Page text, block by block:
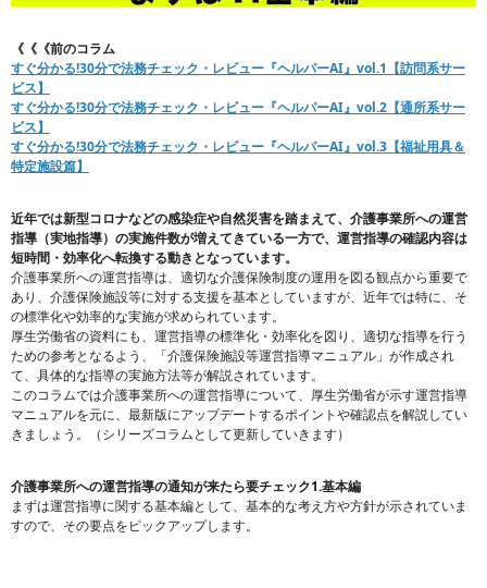
《《《前のコラム
すぐ分かる!30分で法務チェック・レビュー『ヘルパーAI』vol.1【訪問系サー
ビス】
すぐ分かる!30分で法務チェック・レビュー『ヘルパーAI』vol.2【通所系サー
ビス】
すぐ分かる!30分で法務チェック・レビュー『ヘルパーAI』vol.3【福祉用具＆
特定施設篇】
近年では新型コロナなどの感染症や自然災害を踏まえて、介護事業所への運営
指導（実地指導）の実施件数が増えてきている一方で、運営指導の確認内容は
短時間・効率化へ転換する動きとなっています。
介護事業所への運営指導は、適切な介護保険制度の運用を図る観点から重要で
あり、介護保険施設等に対する支援を基本としていますが、近年では特に、そ
の標準化や効率的な実施が求められています。
厚生労働省の資料にも、運営指導の標準化・効率化を図り、適切な指導を行う
ための参考となるよう、「介護保険施設等運営指導マニュアル」が作成され
て、具体的な指導の実施方法等が解説されています。
このコラムでは介護事業所への運営指導について、厚生労働省が示す運営指導
マニュアルを元に、最新版にアップデートするポイントや確認点を解説してい
きましょう。（シリーズコラムとして更新していきます）
介護事業所への運営指導の通知が来たら要チェック1.基本編
まずは運営指導に関する基本編として、基本的な考え方や方針が示されていま
すので、その要点をピックアップします。